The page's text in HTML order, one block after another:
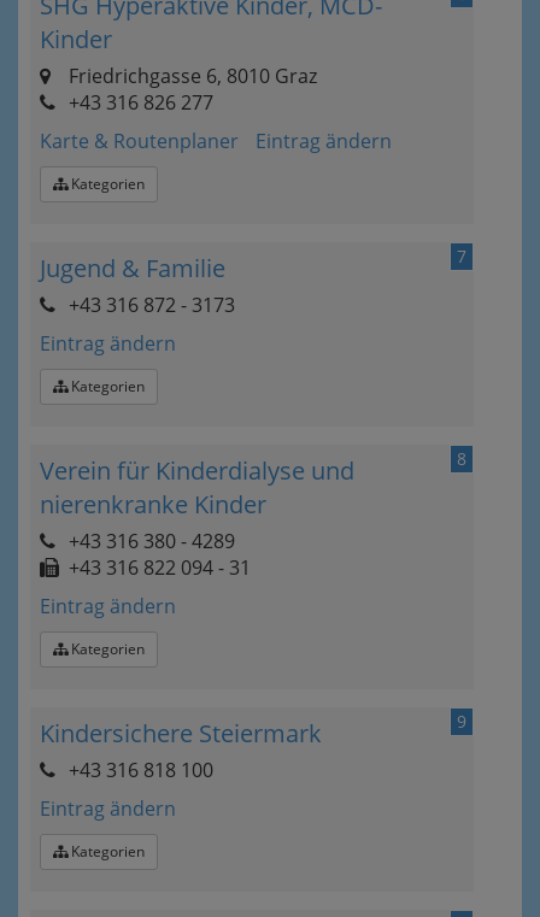
Kinder
Friedrichgasse 6, 8010 Graz
+43 316 826 277
Karte & Routenplaner
Eintrag ändern
Kategorien
7
Jugend & Familie
+43 316 872 - 3173
Eintrag ändern
Kategorien
8
Verein für Kinderdialyse und
nierenkranke Kinder
+43 316 380 - 4289
+43 316 822 094 - 31
Eintrag ändern
Kategorien
9
Kindersichere Steiermark
+43 316 818 100
Eintrag ändern
Kategorien